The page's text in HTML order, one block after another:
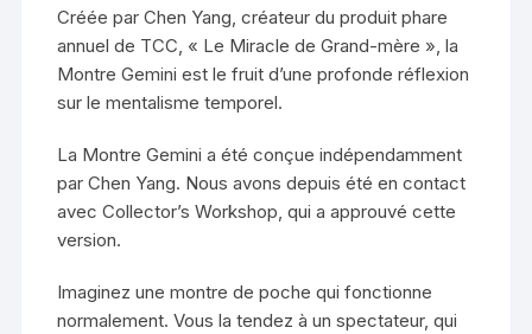
Créée par Chen Yang, créateur du produit phare
annuel de TCC, « Le Miracle de Grand-mère », la
Montre Gemini est le fruit d’une profonde réflexion
sur le mentalisme temporel.
La Montre Gemini a été conçue indépendamment
par Chen Yang. Nous avons depuis été en contact
avec Collector’s Workshop, qui a approuvé cette
version.
Imaginez une montre de poche qui fonctionne
normalement. Vous la tendez à un spectateur, qui